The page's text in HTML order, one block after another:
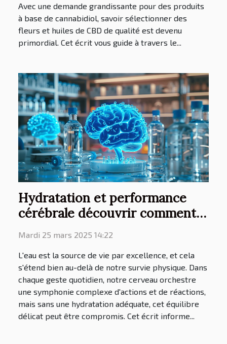
Avec une demande grandissante pour des produits
à base de cannabidiol, savoir sélectionner des
fleurs et huiles de CBD de qualité est devenu
primordial. Cet écrit vous guide à travers le...
Hydratation et performance
cérébrale découvrir comment
l'eau influence notre cerveau
Mardi 25 mars 2025 14:22
L'eau est la source de vie par excellence, et cela
s'étend bien au-delà de notre survie physique. Dans
chaque geste quotidien, notre cerveau orchestre
une symphonie complexe d'actions et de réactions,
mais sans une hydratation adéquate, cet équilibre
délicat peut être compromis. Cet écrit informe...